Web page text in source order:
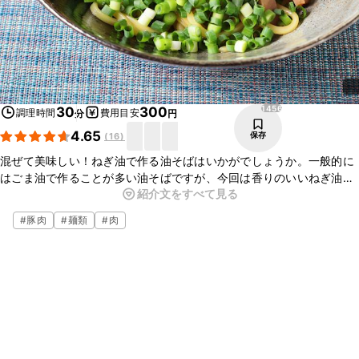
調理時間 30分 費用目安300円
4.65 (16)
1456
保存
混ぜて美味しい！ねぎ油で作る油そばはいかがでしょうか。一般的に
はごま油で作ることが多い油そばですが、今回は香りのいいねぎ油を
使った、油そばのご紹介です。ねぎ油だれと中華麺、具材をよくかき
混ぜてからお召し上がりくださいね。
紹介文をすべて見る
#豚肉 #麺類 #肉